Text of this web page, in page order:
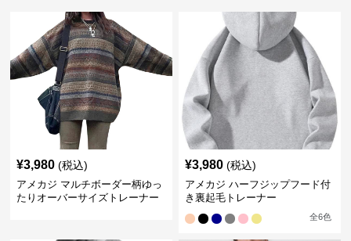
¥3,980 (税込)
アメカジ マルチボーダー柄ゆっ
たりオーバーサイズトレーナー
¥3,980 (税込)
アメカジ ハーフジップフード付
き裏起毛トレーナー
全6色